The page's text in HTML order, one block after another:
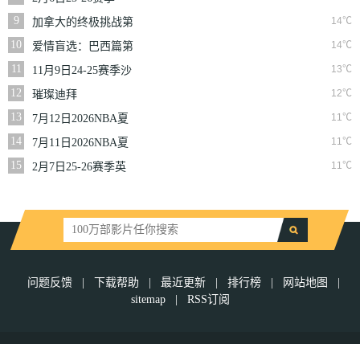
NBA常规赛篮网VS
魔术
9 14℃
加拿大的终极挑战第
一季
10 14℃
爱情盲选：巴西篇第
二季
11 13℃
11月9日24-25赛季沙
联第10轮利雅得体育
VS利雅得胜利
12 12℃
璀璨迪拜
13
11℃
7月12日2026NBA夏
季联赛尼克斯VS马刺
14 11℃
7月11日2026NBA夏
季联赛公牛VS灰熊
15 11℃
2月7日25-26赛季英
问题反馈 下载帮助 最近更新 排行榜 网站地图
sitemap
RSS订阅